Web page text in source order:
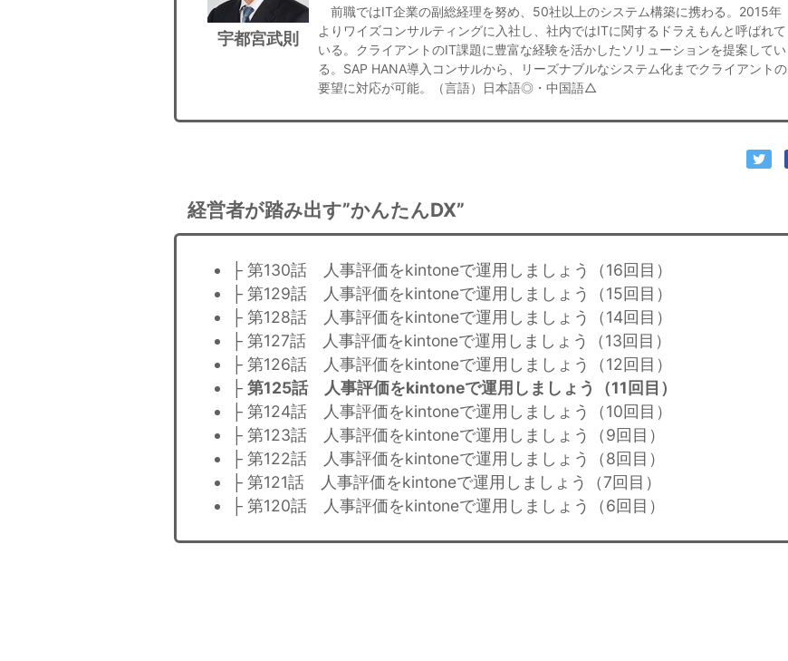
宇都宮武則
前職ではIT企業の副総経理を努め、50社以上のシステム構築に携わる。2015年
よりワイズコンサルティングに入社し、社内ではITに関するドラえもんと呼ばれて
いる。クライアントのIT課題に豊富な経験を活かしたソリューションを提案してい
る。SAP HANA導入コンサルから、リーズナブルなシステム化までクライアントの
要望に対応が可能。（言語）日本語◎・中国語△
経営者が踏み出す”かんたんDX”
├ 第130話 人事評価をkintoneで運用しましょう（16回目）
├ 第129話 人事評価をkintoneで運用しましょう（15回目）
├ 第128話 人事評価をkintoneで運用しましょう（14回目）
├ 第127話 人事評価をkintoneで運用しましょう（13回目）
├ 第126話 人事評価をkintoneで運用しましょう（12回目）
├ 第125話 人事評価をkintoneで運用しましょう（11回目）
├ 第124話 人事評価をkintoneで運用しましょう（10回目）
├ 第123話 人事評価をkintoneで運用しましょう（9回目）
├ 第122話 人事評価をkintoneで運用しましょう（8回目）
├ 第121話 人事評価をkintoneで運用しましょう（7回目）
├ 第120話 人事評価をkintoneで運用しましょう（6回目）